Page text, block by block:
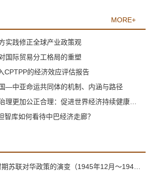
MORE+
实践修正全球产业政策观
国际贸易分工格局的重塑
CPTPP的经济效应评估报告
—中亚命运共同体的机制、内涵与路径
智库如何看待中巴经济走廊？
联对华政策的演变（1945年12月～1947年1月）